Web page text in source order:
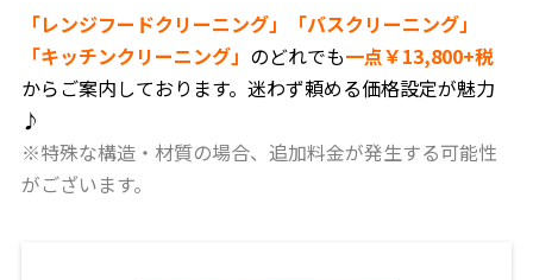
「レンジフードクリーニング」「バスクリーニング」
「キッチンクリーニング」 のどれでも一点￥13,800+税
からご案内しております。迷わず頼める価格設定が魅力
♪
※特殊な構造・材質の場合、追加料金が発生する可能性
がございます。